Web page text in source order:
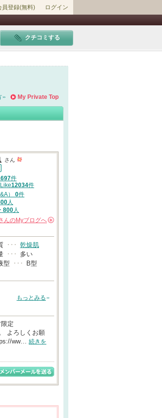
員登録(無料) ログイン
クチコミする
My Private Top
さん
件
12034件
） 0件
人
800人
んのMyブログへ
･･･ 乾燥肌
･･･
多い
型 ･･･
B型
もっとみる
定
よろしくお願
ww… 続きを